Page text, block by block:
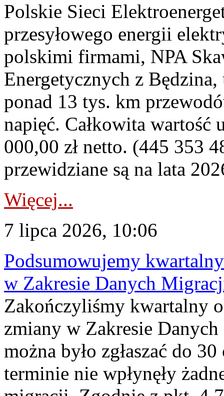
Polskie Sieci
przesyłowego energii
polskimi firmami, NPA
Energetycznych z
ponad 13 tys. km
napięć. Całkowita
000,00 zł netto. (445 353
przewidziane są na lata
Więcej...
7 lipca 2026, 10:06
Podsumowujemy
w Zakresie Danych
Zakończyliśmy kwartalny
zmiany w Zakresie
można było zgłaszać do
terminie nie wpłynęły